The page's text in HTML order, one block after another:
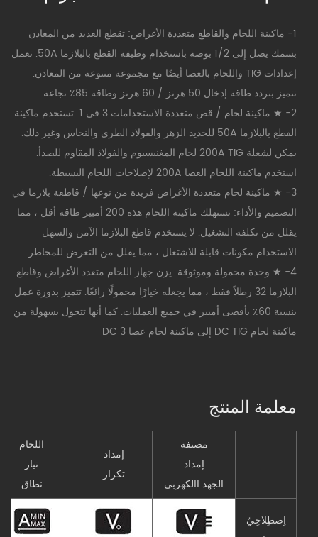
1- ماكينة اللحام والقاطع متعددة الأغراض: تقطع العديد من المعادن
بسمك يصل إلى 1/2 بوصة باستخدام وظيفة القطع بالبلازما 50A. تعمل
إعدادات TIG واللحام بالعصا أيضًا مع مجموعة متنوعة من المعادن.
تتميز بتردد طاقة إدخال 50 هرتز / 60 هرتز وطاقة 85٪ نجاعة.
2- ★ ماكينة لحام / قص متعددة الاستخدامات 3 في 1: تستخدم ماكينة
القطع بالبلازما 50A للحديد الزهر والفولاذ الطري والنحاس وغير ذلك.
يمكن لشعلة 200A TIG لحام المغنيسيوم والفولاذ المقاوم للصدأ.
استخدم ماكينة اللحام العصا 200A لإصلاحات اللحام البسيطة.
3- ★ ماكينة لحام متعددة الأغراض فريدة من نوعها / قاطعة بلازما في
التصميم والأداء: تستهلك ماكينة اللحام هذه 200 أمبير طاقة أقل ، مما
يقلل من تكلفة التشغيل. لا يستخدم قاطع البلازما الآمن والسهل
الاستخدام مكونات قابلة للاشتعال ، مما يقلل من التعرض للمخاطر.
4- ★ وحدة محمولة وموثوقة: يزن جهاز اللحام متعدد الأغراض وقاطع
البلازما 32 رطلاً فقط ، مما يجعله خيارًا محمولًا رائعًا. تتميز بدورة عمل
بنسبة 60٪ بأقصى أمبير في جميع العمليات. كما أنها تتحول بسهولة من
ماكينة لحام DC TIG إلى ماكينة لحام عصا DC 3
معلمة المنتج
مصنفة
إمداد
الجهد االكهربى
إمداد
تكرار
اللحام
تيار
نطاق
اِصطِلاحِيّ